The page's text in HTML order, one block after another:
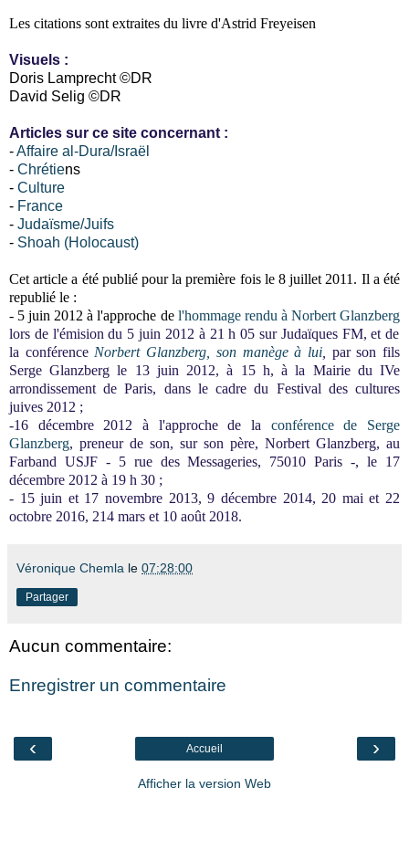
Les citations sont extraites du livre d'Astrid Freyeisen
Visuels :
Doris Lamprecht ©DR
David Selig ©DR
Articles sur ce site concernant :
-Affaire al-Dura/Israël
- Chrétiens
- Culture
- France
- Judaïsme/Juifs
- Shoah (Holocaust)
Cet article a été publié pour la première fois le 8 juillet 2011. Il a été
republié le :
- 5 juin 2012à l'approche de l'hommage rendu à Norbert Glanzberg
lors de l'émision du 5 juin 2012 à 21 h 05 sur Judaïques FM, et de
la conférence Norbert Glanzberg, son manège à lui,
par son fils
Serge Glanzberg le 13 juin 2012, à 15 h, à la Mairie du IVe
arrondissement de Paris, dans le cadre du Festival des cultures
juives 2012 ;
-16 décembre 2012 à l'approche de la conférence de Serge
Glanzberg, preneur de son, sur son père, Norbert Glanzberg, au
Farband USJF - 5 rue des Messageries, 75010 Paris -, le 17
décembre 2012 à 19 h 30 ;
- 15 juin et 17 novembre 2013, 9 décembre 2014, 20 mai et 22
octobre 2016, 214 mars et 10 août 2018.
Véronique Chemla le 07:28:00
Partager
Aucun commentaire:
Enregistrer un commentaire
‹ ›
Accueil
Afficher la version Web